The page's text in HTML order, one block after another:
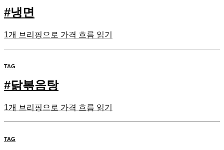
#냉면
1개 브리핑으로 가격 흐름 읽기
TAG
#닭볶음탕
1개 브리핑으로 가격 흐름 읽기
TAG